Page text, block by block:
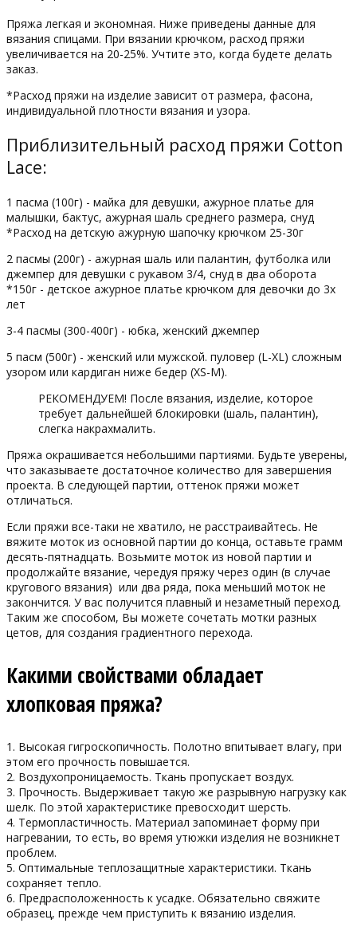
Пряжа легкая и экономная. Ниже приведены данные для
вязания спицами. При вязании крючком, расход пряжи
увеличивается на 20-25%. Учтите это, когда будете делать
заказ.
*Расход пряжи на изделие зависит от размера, фасона,
индивидуальной плотности вязания и узора.
Приблизительный расход пряжи Cotton
Lace:
1 пасма (100г) - майка для девушки, ажурное платье для
малышки, бактус, ажурная шаль среднего размера, снуд
*Расход на детскую ажурную шапочку крючком 25-30г
2 пасмы (200г) - ажурная шаль или палантин, футболка или
джемпер для девушки с рукавом 3/4, снуд в два оборота
*150г - детское ажурное платье крючком для девочки до 3х
лет
3-4 пасмы (300-400г) - юбка, женский джемпер
5 пасм (500г) - женский или мужской. пуловер (L-XL) сложным
узором или кардиган ниже бедер (XS-M).
РЕКОМЕНДУЕМ! После вязания, изделие, которое
требует дальнейшей блокировки (шаль, палантин),
слегка накрахмалить.
Пряжа окрашивается небольшими партиями. Будьте уверены,
что заказываете достаточное количество для завершения
проекта. В следующей партии, оттенок пряжи может
отличаться.
Если пряжи все-таки не хватило, не расстраивайтесь. Не
вяжите моток из основной партии до конца, оставьте грамм
десять-пятнадцать. Возьмите моток из новой партии и
продолжайте вязание, чередуя пряжу через один (в случае
кругового вязания) или два ряда, пока меньший моток не
закончится. У вас получится плавный и незаметный переход.
Таким же способом, Вы можете сочетать мотки разных
цетов, для создания градиентного перехода.
Какими свойствами обладает
хлопковая пряжа?
1. Высокая гигроскопичность. Полотно впитывает влагу, при
этом его прочность повышается.
2. Воздухопроницаемость. Ткань пропускает воздух.
3. Прочность. Выдерживает такую же разрывную нагрузку как
шелк. По этой характеристике превосходит шерсть.
4. Термопластичность. Материал запоминает форму при
нагревании, то есть, во время утюжки изделия не возникнет
проблем.
5. Оптимальные теплозащитные характеристики. Ткань
сохраняет тепло.
6. Предрасположенность к усадке. Обязательно свяжите
образец, прежде чем приступить к вязанию изделия.